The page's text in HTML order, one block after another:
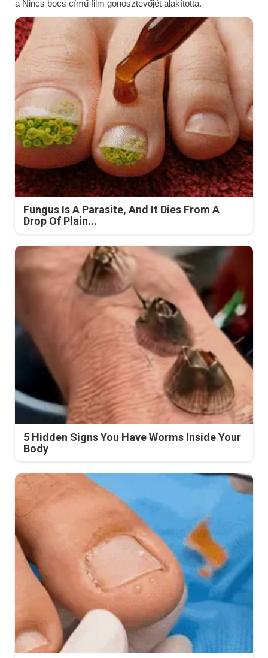
a Nincs bocs című film gonosztevőjét alakította.
Fungus Is A Parasite, And It Dies From A
Drop Of Plain...
5 Hidden Signs You Have Worms Inside Your
Body